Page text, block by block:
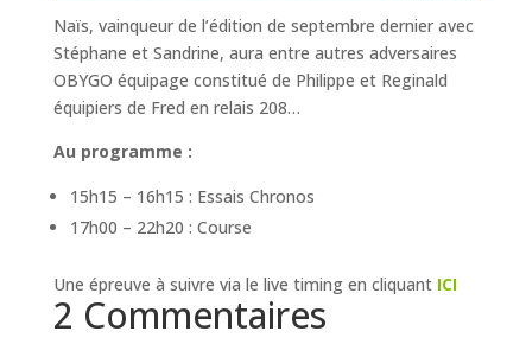
Naïs, vainqueur de l’édition de septembre dernier avec
Stéphane et Sandrine, aura entre autres adversaires
OBYGO équipage constitué de Philippe et Reginald
équipiers de Fred en relais 208…
Au programme :
15h15 – 16h15 : Essais Chronos
17h00 – 22h20 : Course
Une épreuve à suivre via le live timing en cliquant ICI
2 Commentaires